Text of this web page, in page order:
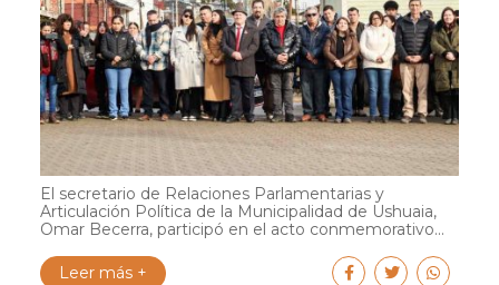
El secretario de Relaciones Parlamentarias y
Articulación Política de la Municipalidad de Ushuaia,
Omar Becerra, participó en el acto conmemorativo...
Leer más +